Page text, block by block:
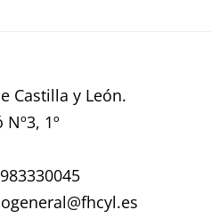
Castilla y León.
1º